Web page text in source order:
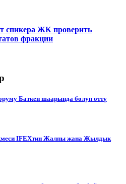
спикера ЖК проверить
фракции
Баткен шаарында болуп өттү
IFEXтин Жалпы жана Жылдык